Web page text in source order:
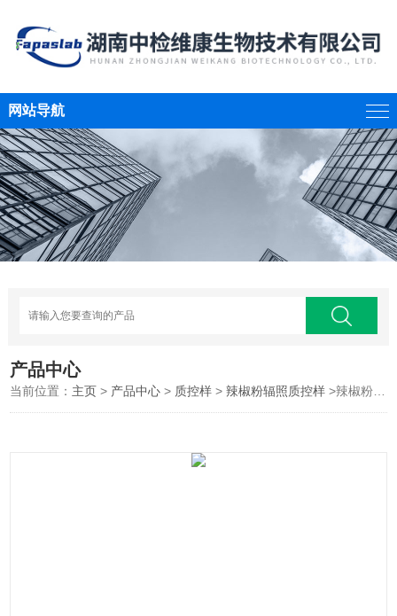
网站导航
产品中心
当前位置： 主页 > 产品中心 > 质控样 >辣椒粉辐照质控样 >辣椒粉辐照质控样，阴性样品